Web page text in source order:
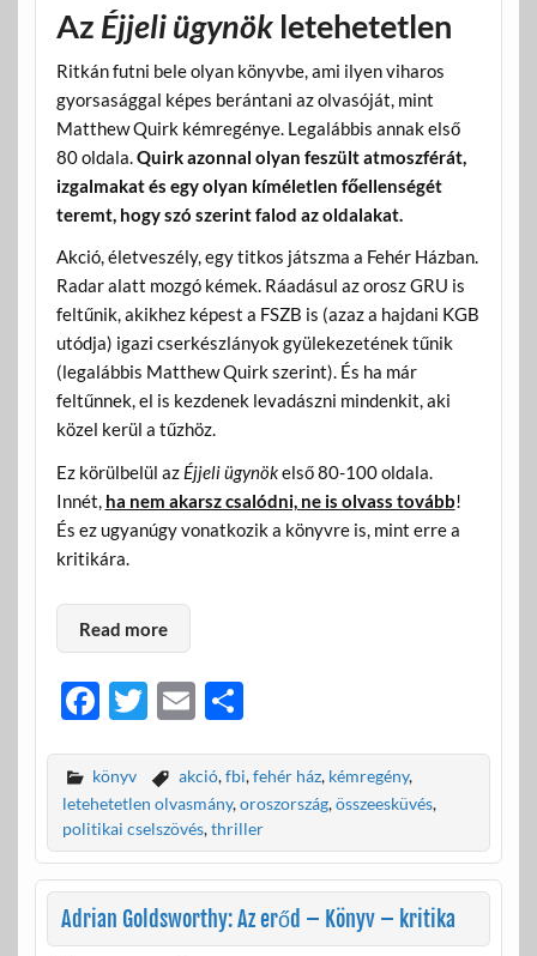
Az Éjjeli ügynökletehetetlen
Ritkán futni bele olyan könyvbe, ami ilyen viharos
gyorsasággal képes berántani az olvasóját, mint
Matthew Quirk kémregénye. Legalábbis annak első
80 oldala.Quirk azonnal olyan feszült atmoszférát,
izgalmakat és egy olyan kíméletlen főellenségét
teremt, hogy szó szerint falod az oldalakat.
Akció, életveszély, egy titkos játszma a Fehér Házban.
Radar alatt mozgó kémek. Ráadásul az orosz GRU is
feltűnik, akikhez képest a FSZB is (azaz a hajdani KGB
utódja) igazi cserkészlányok gyülekezetének tűnik
(legalábbis Matthew Quirk szerint). És ha már
feltűnnek, el is kezdenek levadászni mindenkit, aki
közel kerül a tűzhöz.
Ez körülbelül az Éjjeli ügynökelső 80-100 oldala.
Innét, ha nem akarsz csalódni, ne is olvass tovább!
És ez ugyanúgy vonatkozik a könyvre is, mint erre a
kritikára.
Read more
F
e
b
o
o
k
T
itt
er
E
ail
O
za
m
e
g
könyv akció,fbi,fehér ház, kémregény,
letehetetlen olvasmány,oroszország,összeesküvés,
politikai cselszövés,thriller
Adrian Goldsworthy: Az erőd – Könyv – kritika